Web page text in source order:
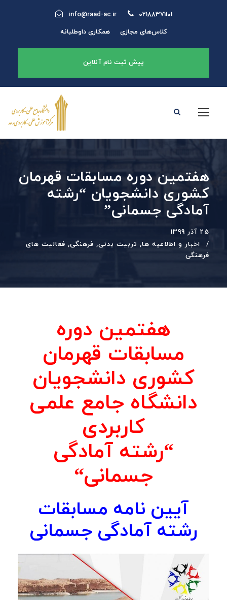
info@raad-ac.ir
02188371101
همکاری داوطلبانه
کلاس‌های مجازی
پیش ثبت نام آنلاین
هفتمین دوره مسابقات قهرمان
کشوری دانشجویان “رشته
آمادگی جسمانی”
25 آذر 1399
اخبار و اطلاعیه ها, تربیت بدنی, فرهنگی, فعالیت های
فرهنگی
هفتمین دوره
مسابقات قهرمان
کشوری دانشجویان
دانشگاه جامع علمی
کاربردی
“رشته آمادگی
جسمانی“
آیین نامه مسابقات
رشته آمادگی جسمانی